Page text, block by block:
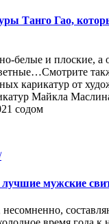
Танго Гао,
белые и плоские,
карикатур от
Майкла
содом
мужские